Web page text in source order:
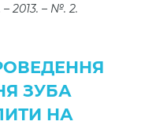
2013. – №. 2.
ЗУБА
НА